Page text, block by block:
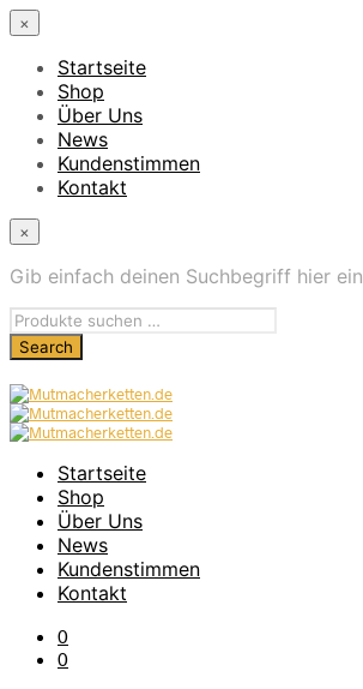
×
Startseite
Shop
Über Uns
News
Kundenstimmen
Kontakt
×
Gib einfach deinen Suchbegriff hier ein
Startseite
Shop
Über Uns
News
Kundenstimmen
Kontakt
0
0